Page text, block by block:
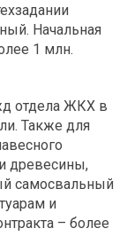
Начальная
1 млн.
отдела ЖКХ в
Также для
древесины,
самосвальный
и
– более